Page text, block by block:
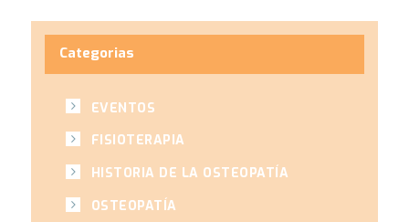
Categorias
EVENTOS
FISIOTERAPIA
HISTORIA DE LA OSTEOPATÍA
OSTEOPATÍA